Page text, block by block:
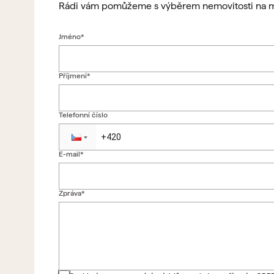
Rádi vám pomůžeme s výběrem nemovitosti na
Jméno*
Příjmení*
Telefonní číslo
E-mail*
Zpráva*